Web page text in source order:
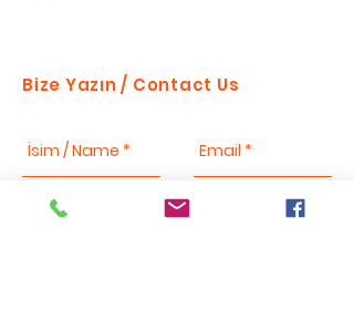
Bize Yazın / Contact Us